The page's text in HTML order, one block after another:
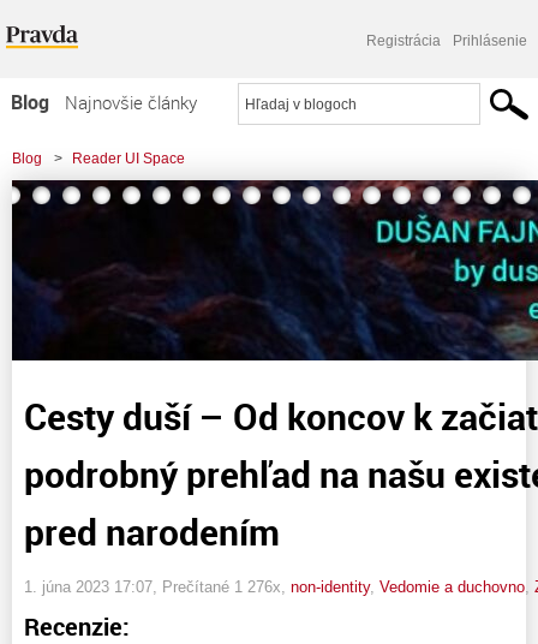
Registrácia Prihlásenie
Blog
Najnovšie články
Najčítanejšie články
Najkomentovanejšie články
Komerčné blogy
Blog > Reader UI Space
> Cesty duší - Od koncov k začiatkom - podrobný prehľad na našu existenciu po
Cesty duší – Od koncov k
podrobný prehľad na našu
pred narodením
1. júna 2023 17:07 , Prečítané 1 276x, non-identity, Vedomie a duchovno
Recenzie: